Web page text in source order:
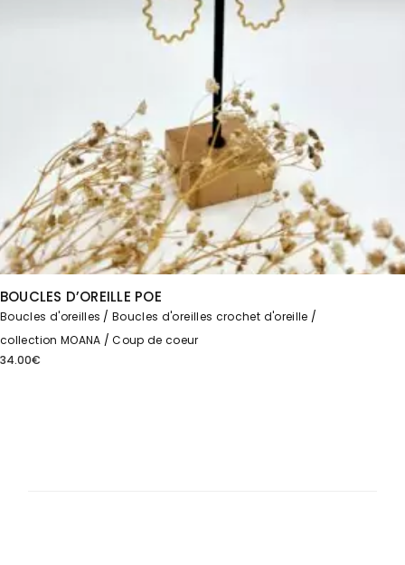
BOUCLES D’OREILLE POE
Boucles d'oreilles
Boucles d'oreilles crochet d'oreille
collection MOANA
Coup de coeur
34.00€